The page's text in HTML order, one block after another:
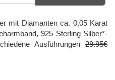
mit Diamanten ca. 0,05 Karat
925 Sterling Silber*-
Ausführungen 29.95€